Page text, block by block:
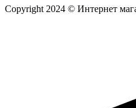
Copyright 2024 © Интернет